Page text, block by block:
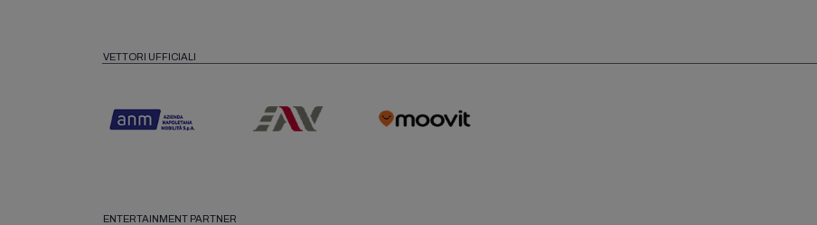
VETTORI UFFICIALI
ENTERTAINMENT PARTNER